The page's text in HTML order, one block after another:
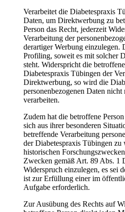
Verarbeitet die Diabetespraxis
Daten, um Direktwerbung zu
Person das Recht, jederzeit
Verarbeitung der
derartiger Werbung einzulegen.
Profiling, soweit es mit solcher
steht. Widerspricht die
Diabetespraxis Tübingen der
Direktwerbung, so wird die
personenbezogenen Daten
verarbeiten.
Zudem hat die betroffene
sich aus ihrer besonderen
betreffende Verarbeitung
der Diabetespraxis Tübingen zu
historischen
Zwecken gemäß Art. 89 Abs. 1
Widerspruch einzulegen, es sei
ist zur Erfüllung einer im
Aufgabe erforderlich.
Zur Ausübung des Rechts auf